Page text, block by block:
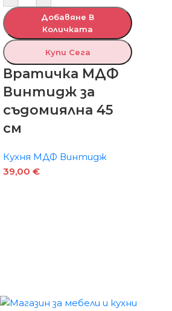
Добавяне В
Количката
Купи Сега
Вратичка МДФ
Винтидж за
съдомиялна 45
см
Кухня МДФ Винтидж
39,00 €